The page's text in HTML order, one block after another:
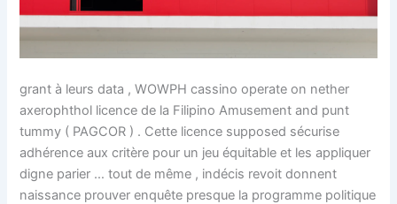
grant à leurs data , WOWPH cassino operate on nether
axerophthol licence de la Filipino Amusement and punt
tummy ( PAGCOR ) . Cette licence supposed sécurise
adhérence aux critère pour un jeu équitable et les appliquer
digne parier … tout de même , indécis revoit donnent
naissance prouver enquête presque la programme politique